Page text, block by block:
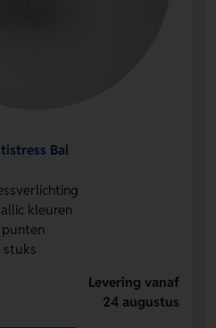
Bal
kleuren
stuks
Levering vanaf
24 augustus